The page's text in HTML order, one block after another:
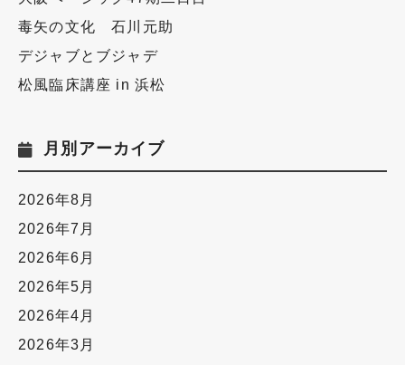
毒矢の文化 石川元助
デジャブとブジャデ
松風臨床講座 in 浜松
月別アーカイブ
2026年8月
2026年7月
2026年6月
2026年5月
2026年4月
2026年3月